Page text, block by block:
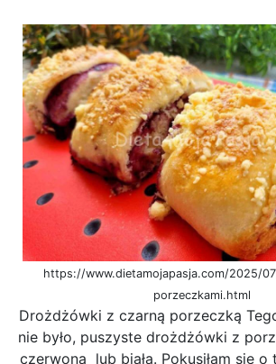
https://www.dietamojapasja.com/2025/
porzeczkami.html
Drożdżówki z czarną porzeczką
nie było, puszyste drożdżówki z
czerwoną lub białą. Pokusiłam się